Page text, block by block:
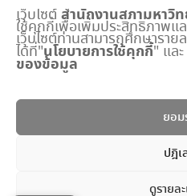
เว็บไซต์สำนักงานสภามหาวิ
ใช้คุกกี้เพื่อเพิ่มประสิทธิภาพแ
เว็บไซต์ท่านสามารถศึกษาราย
ได้ที่"นโยบายการใช้คุกกี้" และ
ของข้อมูล
ยอม
ปฎิเ
ดูรายล
เมนูด่วน
กำหนดการประชุมสภามหาวิทยาลัย
พระราชบัญญัติ มหาวิทยาลัยนเรศ
ปริญญาดุษฎีบัณฑิตกิตติมศักดิ์